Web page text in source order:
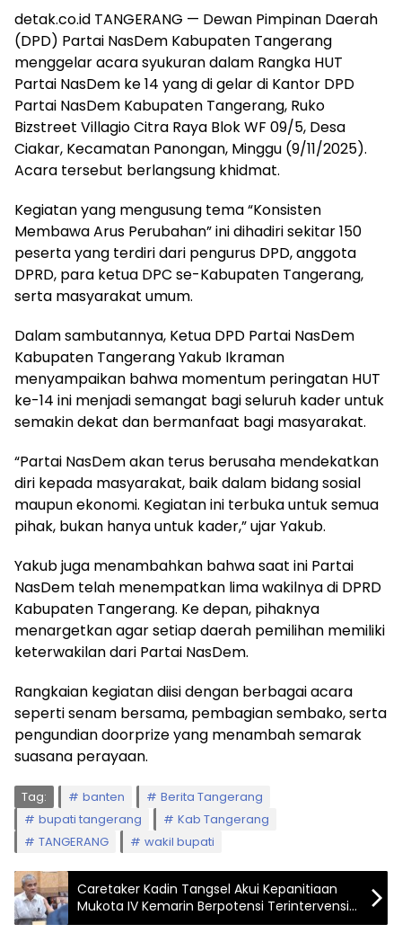
detak.co.id TANGERANG — Dewan Pimpinan Daerah
(DPD) Partai NasDem Kabupaten Tangerang
menggelar acara syukuran dalam Rangka HUT
Partai NasDem ke 14 yang di gelar di Kantor DPD
Partai NasDem Kabupaten Tangerang, Ruko
Bizstreet Villagio Citra Raya Blok WF 09/5, Desa
Ciakar, Kecamatan Panongan, Minggu (9/11/2025).
Acara tersebut berlangsung khidmat.
Kegiatan yang mengusung tema “Konsisten
Membawa Arus Perubahan” ini dihadiri sekitar 150
peserta yang terdiri dari pengurus DPD, anggota
DPRD, para ketua DPC se-Kabupaten Tangerang,
serta masyarakat umum.
Dalam sambutannya, Ketua DPD Partai NasDem
Kabupaten Tangerang Yakub Ikraman
menyampaikan bahwa momentum peringatan HUT
ke-14 ini menjadi semangat bagi seluruh kader untuk
semakin dekat dan bermanfaat bagi masyarakat.
“Partai NasDem akan terus berusaha mendekatkan
diri kepada masyarakat, baik dalam bidang sosial
maupun ekonomi. Kegiatan ini terbuka untuk semua
pihak, bukan hanya untuk kader,” ujar Yakub.
Yakub juga menambahkan bahwa saat ini Partai
NasDem telah menempatkan lima wakilnya di DPRD
Kabupaten Tangerang. Ke depan, pihaknya
menargetkan agar setiap daerah pemilihan memiliki
keterwakilan dari Partai NasDem.
Rangkaian kegiatan diisi dengan berbagai acara
seperti senam bersama, pembagian sembako, serta
pengundian doorprize yang menambah semarak
suasana perayaan.
Tag: banten
Berita Tangerang
bupati tangerang
Kab Tangerang
TANGERANG
wakil bupati
Caretaker Kadin Tangsel Akui Kepanitiaan
Mukota IV Kemarin Berpotensi Terintervensi
Kandidat Calon